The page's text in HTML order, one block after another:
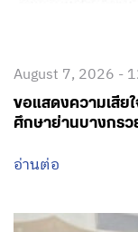
August 7, 2026 -
ขอแสดงความเสีย
ศึกษาย่านบางกร
อ่านต่อ